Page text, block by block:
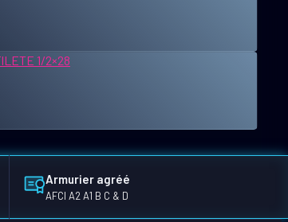
Armurier agréé
AFCI A2 A1 B C & D